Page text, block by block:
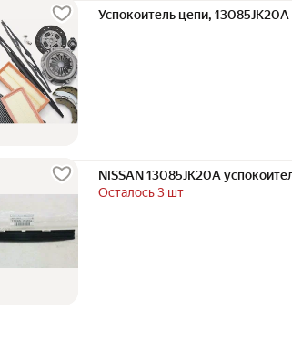
Успокоитель цепи,
NISSAN 13085JK20A
Осталось 3 шт